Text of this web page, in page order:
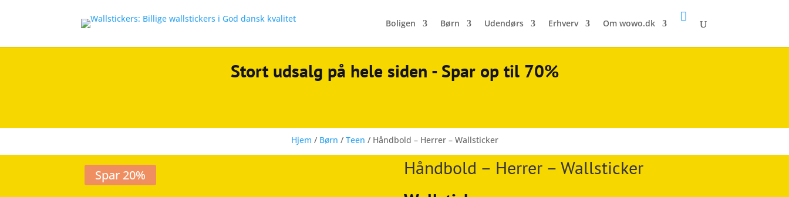
Boligen Børn Udendørs Erhverv Om wowo.dk

Stort udsalg på hele siden - Spar op til 70%
Hjem / Børn / Teen / Håndbold – Herrer – Wallsticker
Spar 20%
Håndbold – Herrer – Wallsticker